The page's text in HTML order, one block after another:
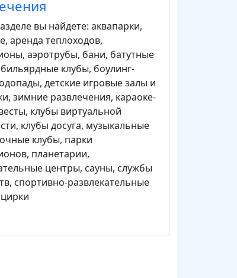
вы найдете: аквапарки,
, аренда теплоходов,
, аэротрубы, бани, батутные
бильярдные клубы, боулинг-
, детские игровые залы и
, зимние развлечения, караоке-
, клубы виртуальной
, клубы досуга, музыкальные
клубы, парки
, планетарии,
центры, сауны, службы
, спортивно-развлекательные
цирки